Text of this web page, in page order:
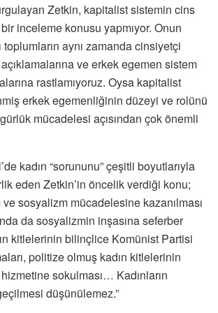
Zetkin, kapitalist sistemin cins
bir inceleme konusu yapmıyor. Onun
toplumların aynı zamanda cinsiyetçi
ve erkek egemen sistem
rastlamıyoruz. Oysa kapitalist
erkek egemenliğinin düzeyi ve rolünü
mücadelesi açısından çok önemli
kadın “sorununu” çeşitli boyutlarıyla
eden Zetkin’in öncelik verdiği konu;
ve sosyalizm mücadelesine kazanılması
da sosyalizmin inşasına seferber
kitlelerinin bilinçlice Komünist Partisi
politize olmuş kadın kitlelerinin
sokulması… Kadınların
düşünülemez.”